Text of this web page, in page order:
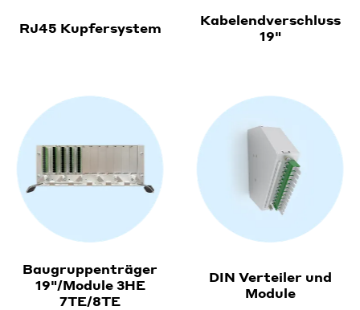
RJ45 Kupfersystem
Kabelendverschluss
19"
Baugruppenträger
19"/Module 3HE
7TE/8TE
DIN Verteiler und
Module